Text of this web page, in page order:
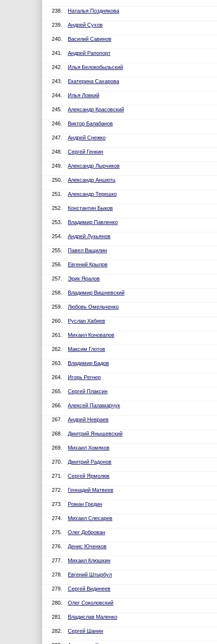
238. Наталья Позднякова
239. Андрей Сухов
240. Василий Савинов
241. Андрей Рапопорт
242. Илья Белокобыльский
243. Екатерина Сахарова
244. Илья Ловкий
245. Александр Красовский
246. Виктор Балабанов
247. Андрей Снежко
248. Сергей Генкин
249. Александр Лырчиков
250. Александр Аншютц
251. Александр Терешко
252. Константин Быков
253. Владимир Павленко
254. Андрей Лукьянов
255. Павел Ващилин
256. Евгений Крылов
257. Эрик Яралов
258. Владимир Вишневский
259. Любовь Омельченко
260. Руслан Хабиев
261. Михаил Коновалов
262. Максим Глотов
263. Владимир Бадов
264. Игорь Регнер
265. Сергей Плаксин
266. Алексей Паламарчук
267. Андрей Невраев
268. Дмитрий Янышевский
269. Михаил Хомяков
270. Дмитрий Радонов
271. Сергей Ярмолюк
272. Геннадий Матвеев
273. Роман Гредин
274. Михаил Слесарев
275. Олег Доброван
276. Денис Юченков
277. Михаил Клюшкин
278. Евгений Штырбул
279. Сергей Видинеев
280. Олег Соколовский
281. Владислав Маленко
282. Сергей Шанин